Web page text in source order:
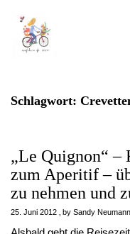
Schlagwort:
„Le Quignon“ –
zum Aperitif –
zu nehmen und
25. Juni 2012 by Sandy Neumann